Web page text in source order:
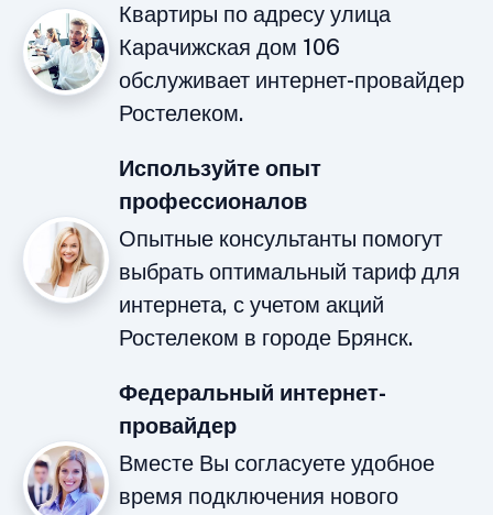
Квартиры по адресу улица
Карачижская дом 106
обслуживает интернет-провайдер
Ростелеком.
Используйте опыт
профессионалов
Опытные консультанты помогут
выбрать оптимальный тариф для
интернета, с учетом акций
Ростелеком в городе Брянск.
Федеральный интернет-
провайдер
Вместе Вы согласуете удобное
время подключения нового